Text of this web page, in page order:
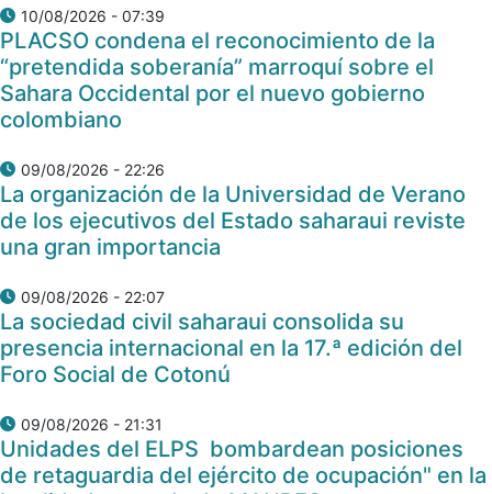
10/08/2026 - 07:39
PLACSO condena el reconocimiento de la
“pretendida soberanía” marroquí sobre el
Sahara Occidental por el nuevo gobierno
colombiano
09/08/2026 - 22:26
La organización de la Universidad de Verano
de los ejecutivos del Estado saharaui reviste
una gran importancia
09/08/2026 - 22:07
La sociedad civil saharaui consolida su
presencia internacional en la 17.ª edición del
Foro Social de Cotonú
09/08/2026 - 21:31
Unidades del ELPS bombardean posiciones
de retaguardia del ejército de ocupación" en la